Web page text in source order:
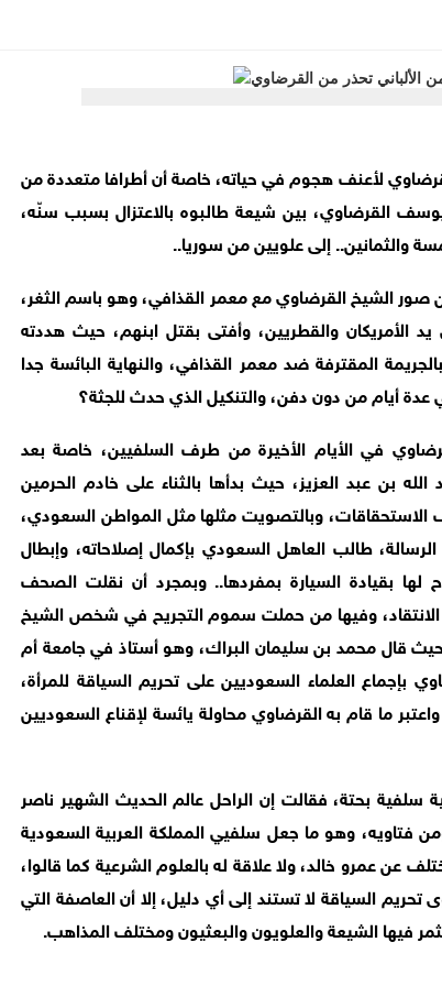
لأعنف هجوم في حياته، خاصة أن أطرافا متعددة من
القرضاوي، بين شيعة طالبوه بالاعتزال بسبب سنّه،
والثمانين.. إلى علويين من سوريا..
صور الشيخ القرضاوي مع معمر القذافي، وهو باسم الثغر،
الأمريكان والقطريين، وأفتى بقتل ابنهم، حيث هددته
المقترفة ضد معمر القذافي، والنهاية البائسة جدا
عدة أيام من دون دفن، والتنكيل الذي حدث للجثة؟
في الأيام الأخيرة من طرف السلفيين، خاصة بعد
بن عبد العزيز، حيث بدأها بالثناء على خادم الحرمين
الاستحقاقات، وبالتصويت مثلها مثل المواطن السعودي،
طالب العاهل السعودي بإكمال إصلاحاته، وإبطال
لها بقيادة السيارة بمفردها.. وبمجرد أن نقلت الصحف
وفيها من حملت سموم التجريح في شخص الشيخ
قال محمد بن سليمان البراك، وهو أستاذ في جامعة أم
بإجماع العلماء السعوديين على تحريم السياقة للمرأة،
ما قام به القرضاوي محاولة يائسة لإقناع السعوديين
سلفية بحتة، فقالت إن الراحل عالم الحديث الشهير ناصر
فتاويه، وهو ما جعل سلفيي المملكة العربية السعودية
عن عمرو خالد، ولا علاقة له بالعلوم الشرعية كما قالوا،
السياقة لا تستند إلى أي دليل، إلا أن العاصفة التي
الشيعة والعلويون والبعثيون ومختلف المذاهب.